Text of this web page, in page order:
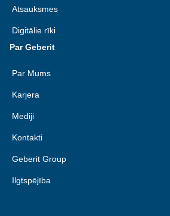
Atsauksmes
Digitālie rīki
Par Geberit
Par Mums
Karjera
Mediji
Kontakti
Geberit Group
Ilgtspējība